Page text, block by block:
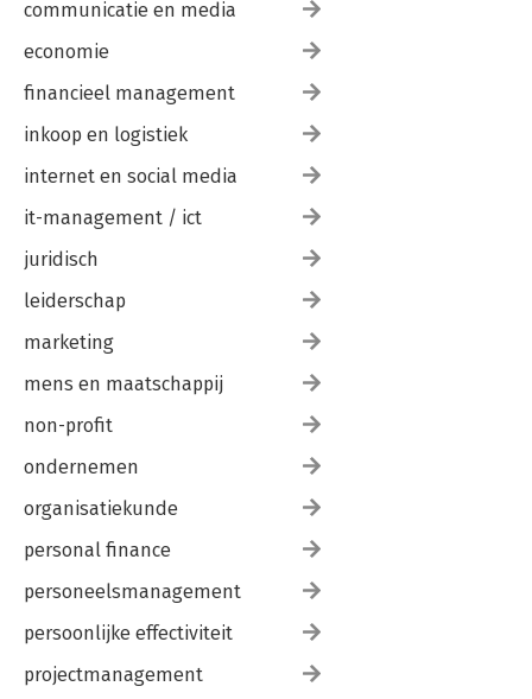
communicatie en media
economie
financieel management
inkoop en logistiek
internet en social media
it-management / ict
juridisch
leiderschap
marketing
mens en maatschappij
non-profit
ondernemen
organisatiekunde
personal finance
personeelsmanagement
persoonlijke effectiviteit
projectmanagement